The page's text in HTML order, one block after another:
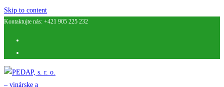
Skip to content
Kontaktujte nás: +421 905 225 232